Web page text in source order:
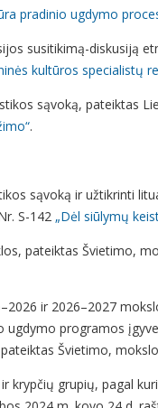
pradinio ugdymo
susitikimą-diskusiją
kultūros specialistų
sąvoką, pateiktas
.
sąvoką ir užtikrinti
S-142 „Dėl siūlymų
pateiktas Švietimo,
ir 2026–2027
programos
pateiktas Švietimo,
grupių, pagal